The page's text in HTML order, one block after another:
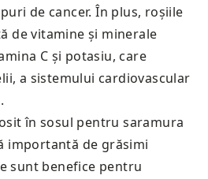
de cancer. În plus, roșiile
de vitamine și minerale
C și potasiu, care
a sistemului cardiovascular
în sosul pentru saramura
importantă de grăsimi
sunt benefice pentru